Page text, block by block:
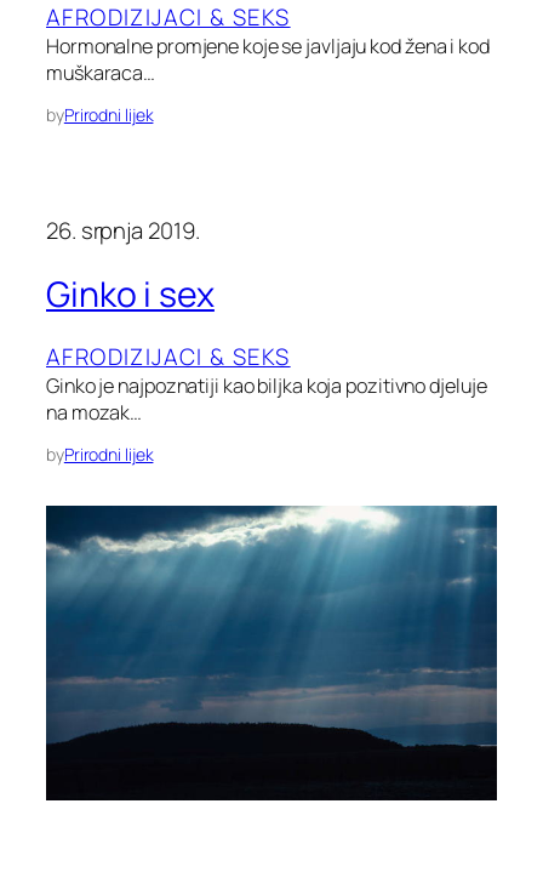
AFRODIZIJACI & SEKS
Hormonalne promjene koje se javljaju kod žena i kod
muškaraca…
byPrirodni lijek
26. srpnja 2019.
Ginko i sex
AFRODIZIJACI & SEKS
Ginko je najpoznatiji kao biljka koja pozitivno djeluje
na mozak…
byPrirodni lijek